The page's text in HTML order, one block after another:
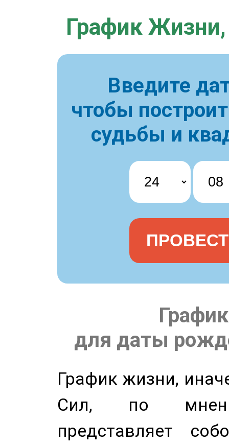
График Жизни,
Введите
чтобы
судьбы и
для даты
График жизни,
Сил, по
представляет